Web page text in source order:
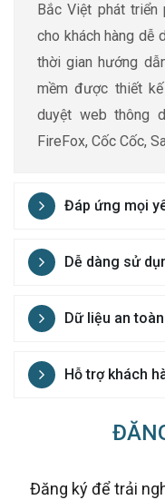
Bắc Việt phát
cho khách hàng dễ
thời gian hướng
mềm được thiết
duyệt web thông
FireFox, Cốc Cốc,
Đáp ứng mọi
Dễ dàng sử
Dữ liệu an
Hỗ trợ khách
Đăng ký để trải